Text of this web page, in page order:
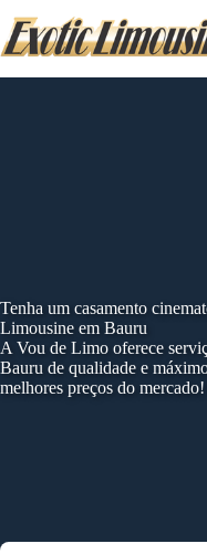
to
content
Tenha um casamento
Limousine em Bauru
A Vou de Limo oferece
Bauru de qualidade e
melhores preços do mercado!